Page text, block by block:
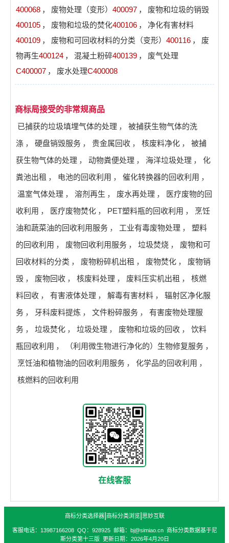
400068 ， 废物处理（变形） 400097 ，
废物和垃圾的销毁
400105 ， 废物和垃圾的焚化400106 ，
净化有害材料
400109 ， 废物和可回收材料的分类（变形） 400116 ，
废
物再生400124 ， 混凝土粉碎400139 ，
废气处理
C400007 ， 废水处理C400008
商标局接受的非常规商品
已捕获的垃圾填埋气体的处理 ，
被捕获生物气体的洗
涤 ， 硬盘销毁服务 ， 贵金属回收 ， 核废料净化 ，
被捕
获生物气体的处理 ， 动物粪便处理 ， 海洋垃圾处理 ，
化
粪池出租 ， 电池的回收利用 ， 催化转换器的回收利用 ，
温室气体处理 ， 溶剂再生 ， 废水再处理 ，
医疗废物的回
收利用 ， 医疗废物焚化 ， PET塑料瓶的回收利用 ，
烹饪
油和蔬菜油的回收利用服务 ， 工业有毒废物处理 ，
塑料
的回收利用 ， 废物回收利用服务 ， 垃圾焚烧 ，
废物和可
回收材料的分类 ， 废物粉碎机出租 ， 废物焚化 ，
废物销
毁 ， 废物回收 ， 核废料处理 ， 废料压实机出租 ，
核燃
料回收 ， 有害液体处理 ， 解毒有害材料 ，
辐射区净化服
务 ， 牙科废料提炼 ， 文件粉碎服务 ，
有害废物处理服
务 ， 垃圾焚化 ， 垃圾处理 ， 废物和垃圾的回收 ，
饮料
瓶回收利用 ， （利用微生物进行净化的）生物修复服务 ，
烹饪油和植物油的回收利用服务 ， 化学品的回收利用 ，
核燃料的回收利用
在线客服
商标分类选择器| 商标分类浏览| 思妙互联
客服电话：13987166208 QQ：928925 邮箱：bj@simiao.cn 商标分类数据基于尼
斯分类第十三版 更新日期：2026年4月20日